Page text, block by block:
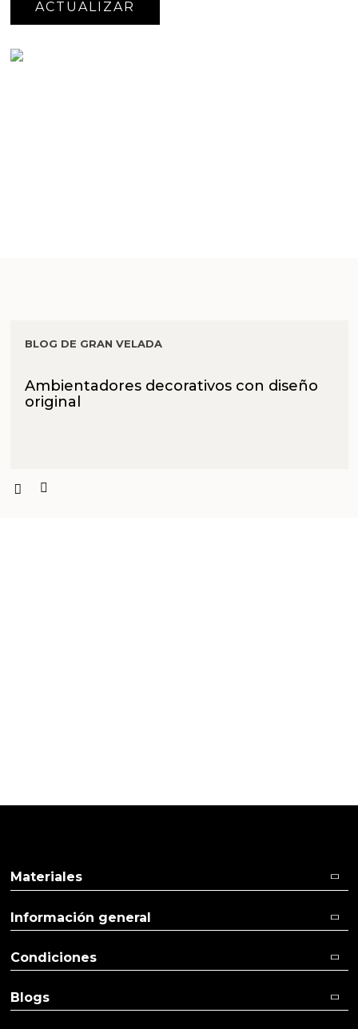
BLOG DE GRAN VELADA
Ambientadores decorativos con diseño
original
Materiales
Información general
Condiciones
Blogs